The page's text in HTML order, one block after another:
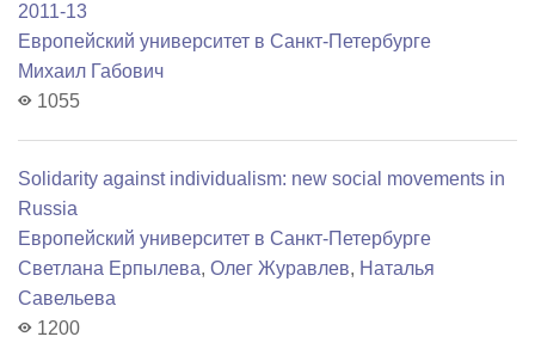
2011-13
Европейский университет в Санкт-Петербурге
Михаил Габович
1055
Solidarity against individualism: new social movements in
Russia
Европейский университет в Санкт-Петербурге
Светлана Ерпылева, Олег Журавлев, Наталья
Савельева
1200